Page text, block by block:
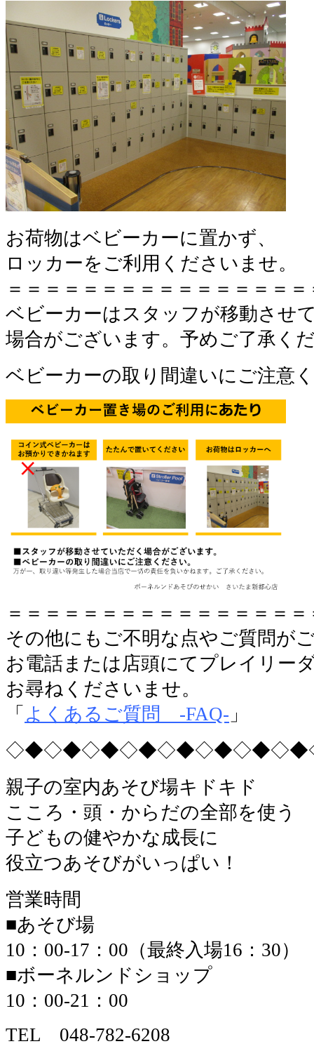
お荷物はベビーカーに置かず、
ロッカーをご利用くださいませ。
＝＝＝＝＝＝＝＝＝＝＝＝＝＝＝
ベビーカーはスタッフが移動させ
場合がございます。予めご了承く
ベビーカーの取り間違いにご注意
＝＝＝＝＝＝＝＝＝＝＝＝＝＝＝
その他にもご不明な点やご質問が
お電話または店頭にてプレイリー
お尋ねくださいませ。
「 よくあるご質問 -FAQ- 」
親子の室内あそび場キドキド
こころ・頭・からだの全部を使う
子どもの健やかな成長に
役立つあそびがいっぱい！
営業時間
■あそび場
10：00-17：00（最終入場16：30）
■ボーネルンドショップ
10：00-21：00
TEL 048-782-6208